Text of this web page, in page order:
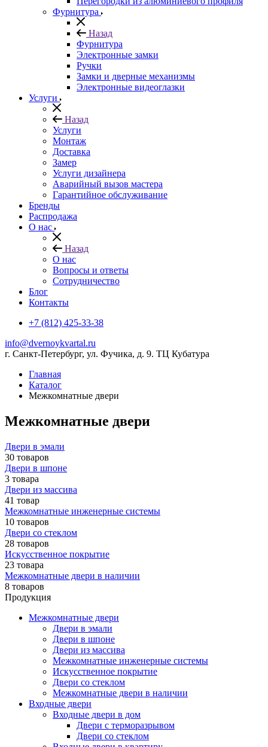
Фурнитура
Назад
Фурнитура
Электронные замки
Ручки
Замки и дверные механизмы
Электронные видеоглазки
Услуги
Назад
Услуги
Монтаж
Доставка
Замер
Услуги дизайнера
Аварийный вызов мастера
Гарантийное обслуживание
Бренды
Распродажа
О нас
Назад
О нас
Вопросы и ответы
Сотрудничество
Блог
Контакты
+7 (812) 425-33-38
info@dvernoykvartal.ru
г. Санкт-Петербург, ул. Фучика, д. 9. ТЦ Кубатура
Главная
Каталог
Межкомнатные двери
Межкомнатные двери
Двери в эмали
30 товаров
Двери в шпоне
3 товара
Двери из массива
41 товар
Межкомнатные инженерные системы
10 товаров
Двери со стеклом
28 товаров
Искусственное покрытие
23 товара
Межкомнатные двери в наличии
8 товаров
Продукция
Межкомнатные двери
Двери в эмали
Двери в шпоне
Двери из массива
Межкомнатные инженерные системы
Искусственное покрытие
Двери со стеклом
Межкомнатные двери в наличии
Входные двери
Входные двери в дом
Двери с терморазрывом
Двери со стеклом